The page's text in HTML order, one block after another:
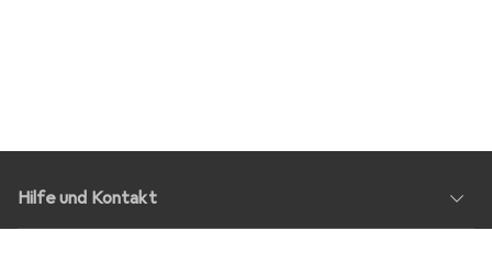
Hilfe und Kontakt